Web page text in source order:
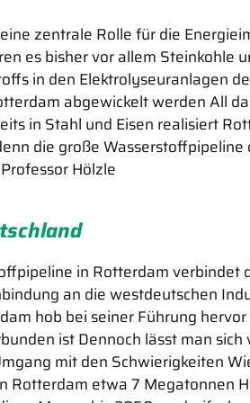
zentrale Rolle für die
es bisher vor allem Steinkohle
in den Elektrolyseuranlagen
abgewickelt werden All
in Stahl und Eisen realisiert
die große
Hölzle
in Rotterdam
an die westdeutschen
hob bei seiner Führung
ist Dennoch lässt man
mit den Schwierigkeiten
Rotterdam etwa 7 Megatonnen